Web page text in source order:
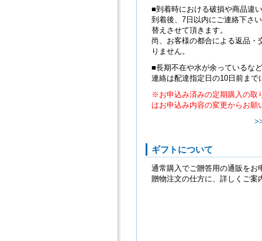
■到着時における破損や商品違
到着後、7日以内にご連絡下さ
替えさせて頂きます。
尚、お客様の都合による返品・
りません。
■長期不在や水が余っているな
連絡は配達指定日の10日前まで
※お申込み済みの定期購入の取
はお申込み内容の変更からお願
ギフトについて
通常購入でご贈答用の通販をお
贈物注文の仕方に、詳しくご案